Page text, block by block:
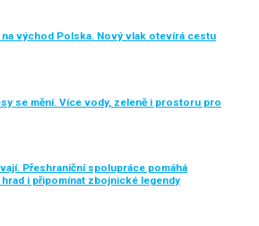
na východ Polska. Nový vlak otevírá cestu
se mění. Více vody, zeleně i prostoru pro
Přeshraniční spolupráce pomáhá
i připomínat zbojnické legendy